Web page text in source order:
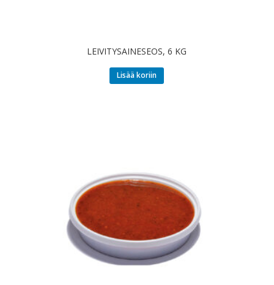
LEIVITYSAINESEOS, 6 KG
Lisää koriin